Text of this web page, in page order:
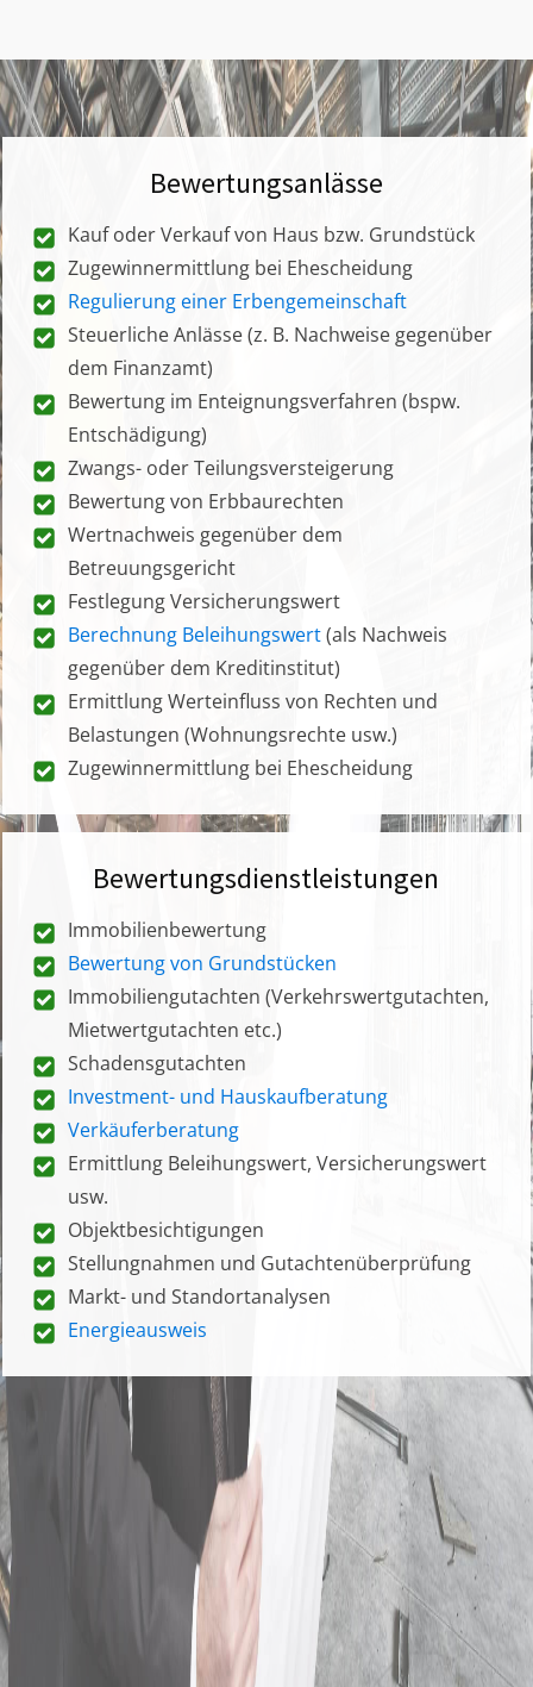
Bewertungsanlässe
Kauf oder Verkauf von Haus bzw. Grundstück
Zugewinnermittlung bei Ehescheidung
Regulierung einer Erbengemeinschaft
Steuerliche Anlässe (z. B. Nachweise gegenüber
dem Finanzamt)
Bewertung im Enteignungsverfahren (bspw.
Entschädigung)
Zwangs- oder Teilungsversteigerung
Bewertung von Erbbaurechten
Wertnachweis gegenüber dem
Betreuungsgericht
Festlegung Versicherungswert
Berechnung Beleihungswert(als Nachweis
gegenüber dem Kreditinstitut)
Ermittlung Werteinfluss von Rechten und
Belastungen (Wohnungsrechte usw.)
Zugewinnermittlung bei Ehescheidung
Bewertungsdienstleistungen
Immobilienbewertung
Bewertung von Grundstücken
Immobiliengutachten (Verkehrswertgutachten,
Mietwertgutachten etc.)
Schadensgutachten
Investment- und Hauskaufberatung
Verkäuferberatung
Ermittlung Beleihungswert, Versicherungswert
usw.
Objektbesichtigungen
Stellungnahmen und Gutachtenüberprüfung
Markt- und Standortanalysen
Energieausweis